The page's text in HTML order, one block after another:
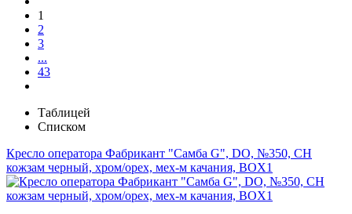
1
2
3
...
43
Таблицей
Списком
Кресло оператора Фабрикант "Самба G", DO, №350, CH
кожзам черный, хром/орех, мех-м качания, BOX1